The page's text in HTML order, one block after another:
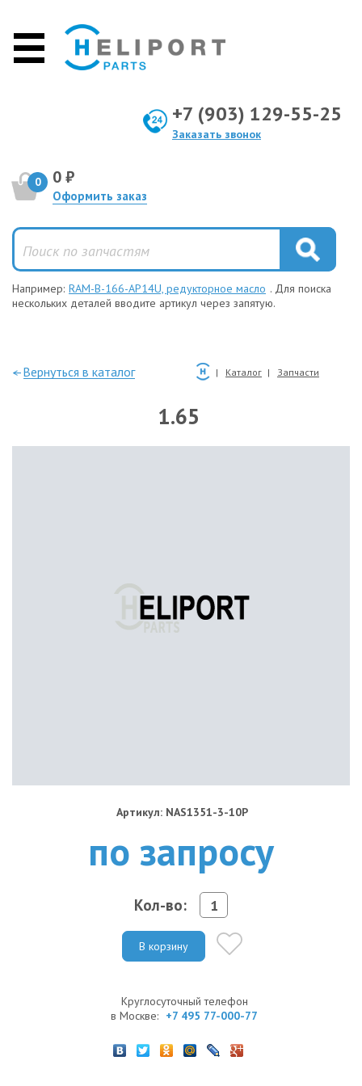
+7 (903) 129-55-25
Заказать звонок
0 0 ₽
Оформить заказ
Например: RAM-B-166-AP14U, редукторное масло . Для поиска
нескольких деталей вводите артикул через запятую.
—Вернуться в каталог Каталог Запчасти
1.65
Артикул: NAS1351-3-10P
по запросу
Кол-во:
В корзину
Круглосуточный телефон
в Москве: +7 495 77-000-77